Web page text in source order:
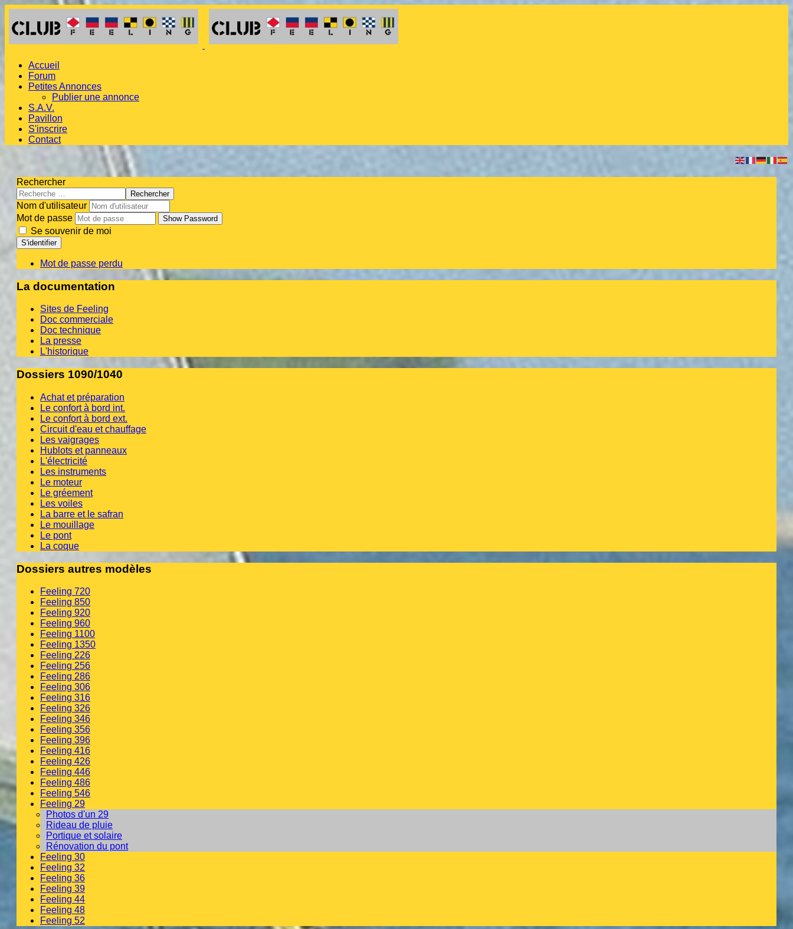
Accueil
Forum
Petites Annonces
Publier une annonce
S.A.V.
Pavillon
S'inscrire
Contact
Rechercher
Rechercher
Nom d'utilisateur
Mot de passe
Show Password
Se souvenir de moi
S'identifier
Mot de passe perdu
La documentation
Sites de Feeling
Doc commerciale
Doc technique
La presse
L'historique
Dossiers 1090/1040
Achat et préparation
Le confort à bord int.
Le confort à bord ext.
Circuit d'eau et chauffage
Les vaigrages
Hublots et panneaux
L'électricité
Les instruments
Le moteur
Le gréement
Les voiles
La barre et le safran
Le mouillage
Le pont
La coque
Dossiers autres modèles
Feeling 720
Feeling 850
Feeling 920
Feeling 960
Feeling 1100
Feeling 1350
Feeling 226
Feeling 256
Feeling 286
Feeling 306
Feeling 316
Feeling 326
Feeling 346
Feeling 356
Feeling 396
Feeling 416
Feeling 426
Feeling 446
Feeling 486
Feeling 546
Feeling 29
Photos d'un 29
Rideau de pluie
Portique et solaire
Rénovation du pont
Feeling 30
Feeling 32
Feeling 36
Feeling 39
Feeling 44
Feeling 48
Feeling 52